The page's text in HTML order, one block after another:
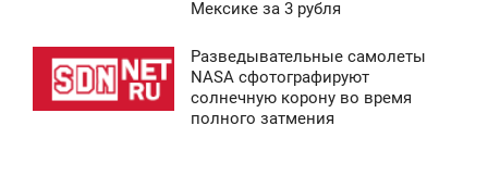
Мексике за 3 рубля
Разведывательные самолеты
NASA сфотографируют
солнечную корону во время
полного затмения